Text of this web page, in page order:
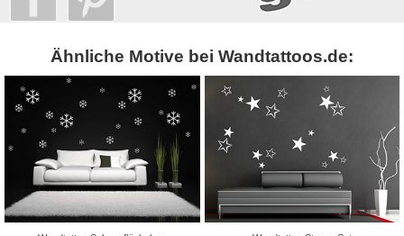
Ähnliche Motive bei Wandtattoos.de: